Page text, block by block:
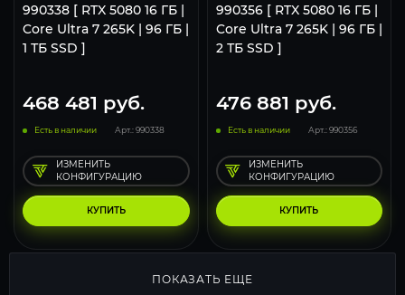
990338 [ RTX 5080 16 ГБ |
Core Ultra 7 265K | 96 ГБ |
1 ТБ SSD ]
468 481 руб.
Есть в наличии Арт.: 990338
КУПИТЬ
ИЗМЕНИТЬ
КОНФИГУРАЦИЮ
990356 [ RTX 5080 16 ГБ |
Core Ultra 7 265K | 96 ГБ |
2 ТБ SSD ]
476 881 руб.
Есть в наличии Арт.: 990356
КУПИТЬ
ИЗМЕНИТЬ
КОНФИГУРАЦИЮ
ПОКАЗАТЬ ЕЩЕ